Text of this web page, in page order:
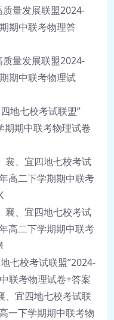
量发展联盟2024-
期中联考物理答
量发展联盟2024-
期中联考物理试
地七校考试联盟”
期期中联考物理试卷
襄、宜四地七校考试
高二下学期期中联考
襄、宜四地七校考试
高二下学期期中联考
七校考试联盟”2024-
联考物理试卷+答案
、宜四地七校考试联
一下学期期中联考物